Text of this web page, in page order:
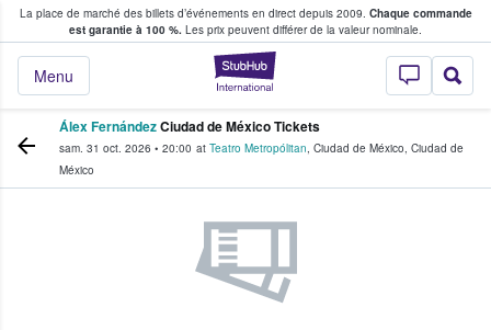
La place de marché des billets d’événements en direct depuis 2009. Chaque commande
est garantie à 100 %. Les prix peuvent différer de la valeur nominale.
StubHub - Où
Menu
fans achètent et vendent des billets
Álex FernándezCiudad de México Tickets
sam. 31 oct. 2026 • 20:00 at Teatro Metropólitan, Ciudad de México, Ciudad de
México